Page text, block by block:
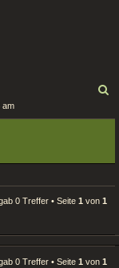
e
am
0 Treffer • Seite 1 von 1
0 Treffer • Seite 1 von 1